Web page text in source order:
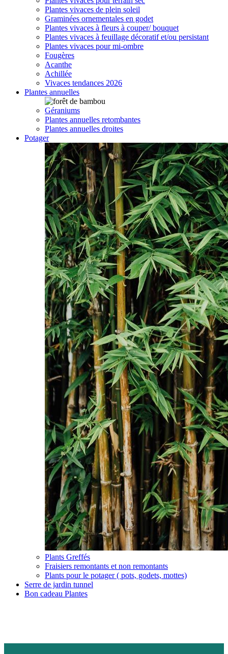
Plantes vivaces de plein soleil
Graminées ornementales en godet
Plantes vivaces à fleurs à couper/ bouquet
Plantes vivaces à feuillage décoratif et/ou persistant
Plantes vivaces pour mi-ombre
Fougères
Acanthe
Achillée
Vivaces tendances 2026
Plantes annuelles
Géraniums
Plantes annuelles retombantes
Plantes annuelles droites
Potager
Plants Greffés
Fraisiers remontants et non remontants
Plants pour le potager ( pots, godets, mottes)
Serre de jardin tunnel
Bon cadeau Plantes